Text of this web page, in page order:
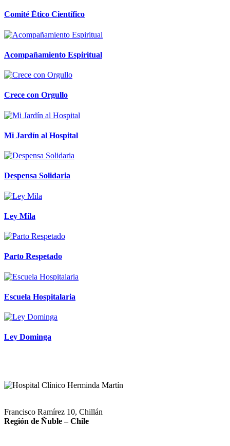
Comité Ético Científico
Acompañamiento Espiritual
Crece con Orgullo
Mi Jardín al Hospital
Despensa Solidaria
Ley Mila
Parto Respetado
Escuela Hospitalaria
Ley Dominga
Francisco Ramírez 10, Chillán
Región de Ñuble – Chile